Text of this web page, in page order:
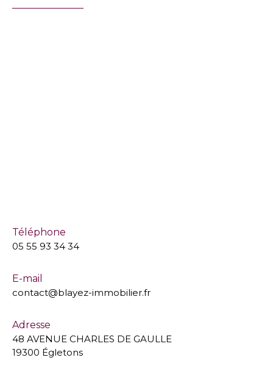
Téléphone
05 55 93 34 34
E-mail
contact@blayez-immobilier.fr
Adresse
48 AVENUE CHARLES DE GAULLE
19300 Égletons